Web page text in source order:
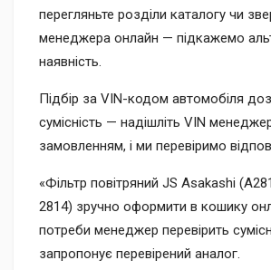
перегляньте розділи каталогу чи
менеджера онлайн — підкажемо
наявність.
Підбір за VIN-кодом автомобіля
сумісність — надішліть VIN
замовленням, і ми перевіримо
«Фільтр повітряний JS Asakashi
2814) зручно оформити в кошику
потреби менеджер перевірить
запропонує перевірений аналог.